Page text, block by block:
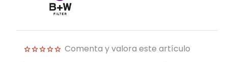
Comenta y valora este artículo